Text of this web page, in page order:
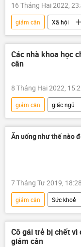
16 Tháng Hai 2022,
giảm cân Xã hội
Các nhà khoa học
cân
8 Tháng Hai 2022,
giảm cân giấc ngủ
Khoa học
Ăn uống như thế nào
7 Tháng Tư 2019, 18:28
giảm cân Sức khoẻ
Quan điểm-Ý kiến
đồ uống
Cô gái trẻ bị chết
giảm cân